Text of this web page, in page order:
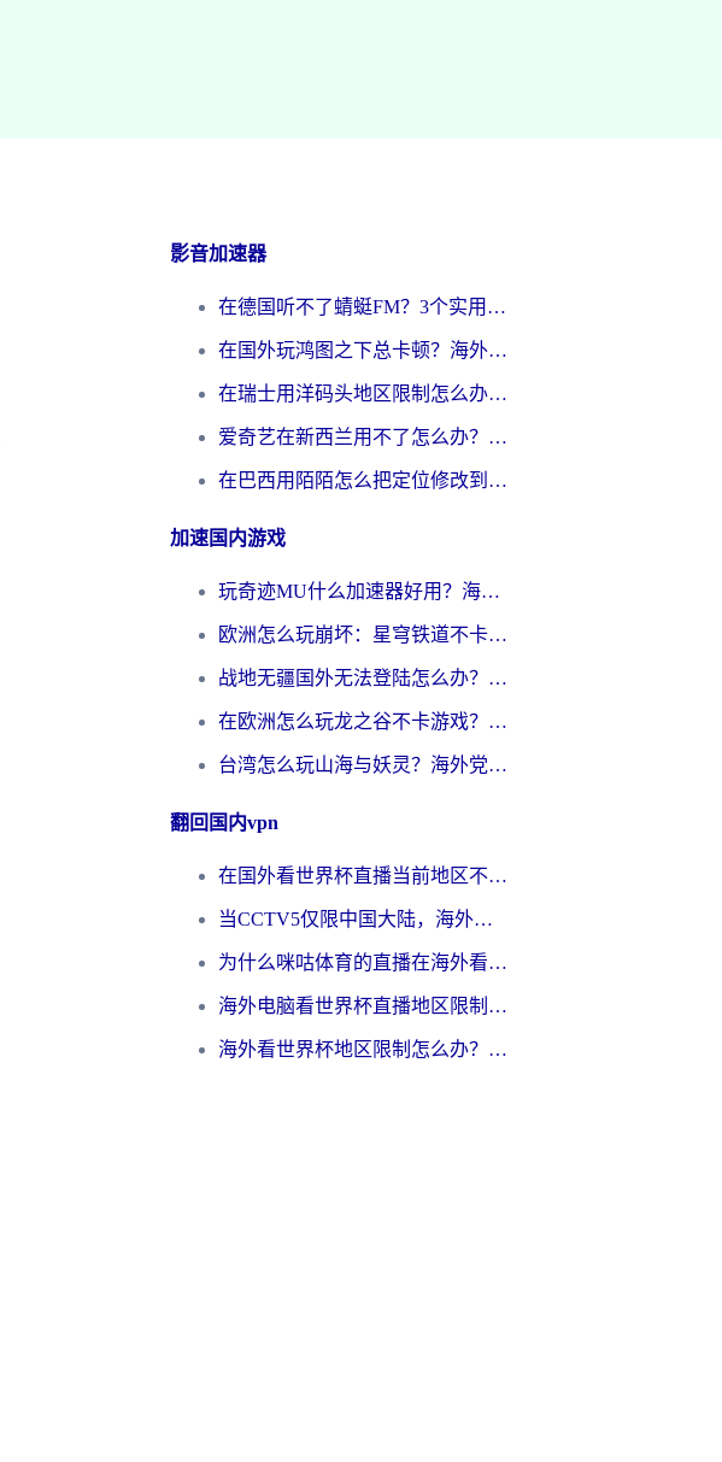
影音加速器
在德国听不了蜻蜓FM？3个实用技巧帮你解锁国内影音自由
在国外玩鸿图之下总卡顿？海外党追剧听歌的3个实用解决方案
在瑞士用洋码头地区限制怎么办？海外华人必看的回国加速全攻略
爱奇艺在新西兰用不了怎么办？海外党亲测有效的回国加速方案
在巴西用陌陌怎么把定位修改到中国国内？海外党必看的回国加速全攻略
加速国内游戏
玩奇迹MU什么加速器好用？海外党亲测：这款加速器让你告别延迟卡顿！
欧洲怎么玩崩坏：星穹铁道不卡？2026海外玩家国服游戏加速器终极攻略
战地无疆国外无法登陆怎么办？海外玩家国服畅玩终极指南（附欧服魔兽EVE加速方案）
在欧洲怎么玩龙之谷不卡游戏？2026海外党国服游戏加速全攻略
台湾怎么玩山海与妖灵？海外党国服游戏加速全攻略，告别延迟卡顿
翻回国内vpn
在国外看世界杯直播当前地区不可播放？海外党必看的回国加速全攻略
当CCTV5仅限中国大陆，海外球迷的世界杯狂欢如何继续？
为什么咪咕体育的直播在海外看不了？3步解决海外看世界杯+抖音地区限制难题
海外电脑看世界杯直播地区限制怎么办？你需要一个聪明的加速器
海外看世界杯地区限制怎么办？一篇搞定咪咕视频播放+国内资源无缝访问指南